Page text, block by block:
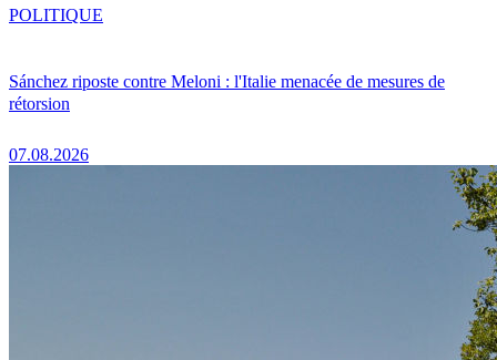
Sánchez riposte contre Meloni : l'Italie menacée de mesures de
rétorsion
07.08.2026
POLITIQUE